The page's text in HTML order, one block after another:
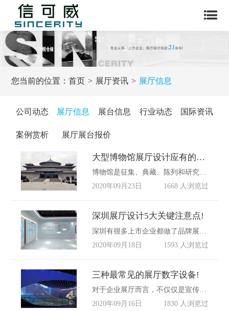
您当前的位置：首页 展厅资讯 展厅信息
公司动态 展厅信息 展台信息 行业动态 国际资讯
案例赏析 展厅展台报价
大型博物馆展厅设计应有的3个基本功能!
2020年09月23日
1668 人浏览过
深圳展厅设计5大关键注意点!
2020年09月18日
1593 人浏览过
三种最常见的展厅数字设备!
2020年09月16日
1830 人浏览过